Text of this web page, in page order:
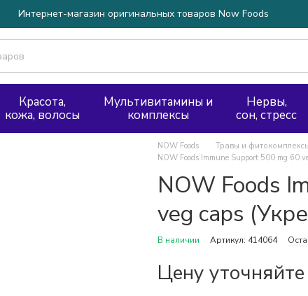
Интернет-магазин оригинальных товаров Now Foods
Красота,
кожа, волосы
Мультивитамины и
комплексы
Нервы,
сон, стресс
NOW Foods Травы и
NOW Foods Immune Support 500 mg 60
NOW Foods
veg caps
В наличии Артикул: 414064
Цену уточняйте